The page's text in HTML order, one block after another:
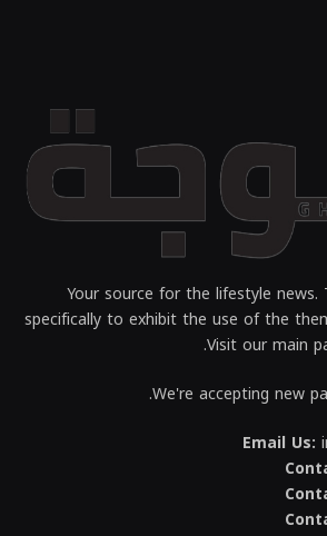
Your source for the lifestyle
specifically to exhibit the use of the
Visit our main
We're accepting new
Email Us: